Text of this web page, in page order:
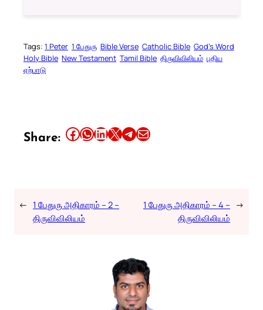
Tags: 1 Peter 1 பேதுரு Bible Verse Catholic Bible God’s Word
Holy Bible New Testament Tamil Bible திருவிவிலியம் புதிய
ஏற்பாடு
Share: Share this article on Facebook Share this article on WhatsApp Share this article on LinkedIn Share this article on X Share this article on TelegramEmail this Article
← 1 பேதுரு அதிகாரம் – 2 –
திருவிவிலியம்
1 பேதுரு அதிகாரம் – 4 –
திருவிவிலியம்
→